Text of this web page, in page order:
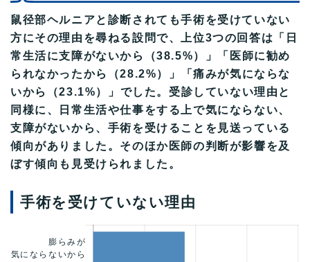
鼠径部ヘルニアと診断されても手術を受けていない
方にその理由を尋ねる設問で、上位3つの回答は「日
常生活に支障がないから（38.5%）」「医師に勧め
られなかったから（28.2%）」「痛みが気にならな
いから（23.1%）」でした。受診していない理由と
同様に、日常生活や仕事をする上で気にならない、
支障がないから、手術を受けることを見送っている
傾向がありました。そのほか医師の判断が影響を及
ぼす傾向も見受けられました。
手術を受けていない理由